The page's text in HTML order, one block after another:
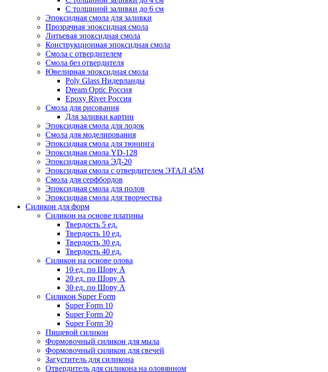
С толщиной заливки до 6 см
Эпоксидная смола для заливки
Прозрачная эпоксидная смола
Литьевая эпоксидная смола
Конструкционная эпоксидная смола
Смола с отвердителем
Смола без отвердителя
Ювелирная эпоксидная смола
Poly Glass Нидерланды
Dream Optic Россия
Epoxy River Россия
Смола для рисования
Для заливки картин
Эпоксидная смола для лодок
Смола для моделирования
Эпоксидная смола для тюнинга
Эпоксидная смола YD-128
Эпоксидная смола ЭД-20
Эпоксидная смола с отвердителем ЭТАЛ 45М
Смола для серфбордов
Эпоксидная смола для полов
Эпоксидная смола для творчества
Силикон для форм
Силикон на основе платины
Твердость 5 ед.
Твердость 10 ед.
Твердость 30 ед.
Твердость 40 ед.
Силикон на основе олова
10 ед. по Шору А
20 ед. по Шору А
30 ед. по Шору А
Силикон Super Form
Super Form 10
Super Form 20
Super Form 30
Пищевой силикон
Формовочный силикон для мыла
Формовочный силикон для свечей
Загуститель для силикона
Отвердитель для силикона на оловянном